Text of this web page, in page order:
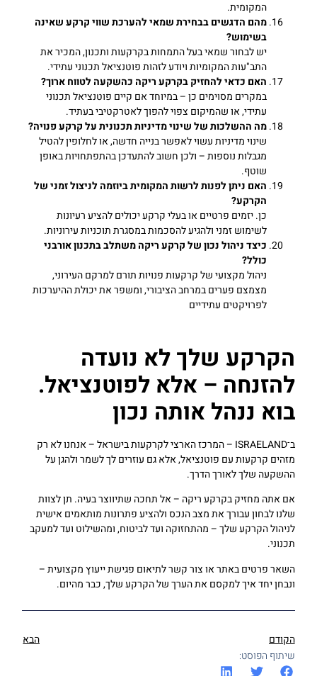
המקומית.
מהם הדגשים בבחירת שמאי להערכת שווי קרקע שאינה
בשימוש?
יש לבחור שמאי בעל התמחות בקרקעות ותכנון, המכיר את
התב"עות המקומיות ויודע לזהות פוטנציאל תכנוני עתידי.
האם כדאי להחזיק בקרקע ריקה כהשקעה לטווח ארוך?
במקרים מסוימים כן – במיוחד אם קיים פוטנציאל תכנוני
עתידי, או שהמיקום צפוי להפוך לאטרקטיבי בעתיד.
מה ההשלכות של שינוי מדיניות תכנונית על קרקע פנויה?
שינוי מדיניות עשוי לאפשר בנייה חדשה, או לחלופין להטיל
מגבלות נוספות – ולכן חשוב להתעדכן בהתפתחויות באופן
שוטף.
האם ניתן לפנות לרשות המקומית ביוזמה לניצול זמני של
הקרקע?
כן. יזמים פרטיים או בעלי קרקע יכולים להציע רעיונות
לשימוש זמני ולהגיע להסכמות במסגרת תוכניות עירוניות.
כיצד ניהול נכון של קרקע ריקה משתלב בתכנון אורבני
כולל?
ניהול מקצועי של קרקעות פנויות תורם למרקם העירוני,
מצמצם פערים במרחב הציבורי, ומשפר את יכולת ההיערכות
לפרויקטים עתידיים
הקרקע שלך לא נועדה
להזנחה – אלא לפוטנציאל.
בוא ננהל אותה נכון
ב־ISRAELAND – המרכז הארצי לקרקעות בישראל – אנחנו לא רק
מזהים קרקעות עם פוטנציאל, אלא גם עוזרים לך לשמר ולהגן על
ההשקעה שלך לאורך הדרך.
אם אתה מחזיק בקרקע ריקה – אל תחכה שתיווצר בעיה. תן לצוות
שלנו לבחון עבורך את מצב הנכס ולהציע פתרונות מותאמים אישית
לניהול הקרקע שלך – מהתחזוקה ועד לביטוח, ומהשילוט ועד למעקב
תכנוני.
השאר פרטים באתר או צור קשר לתיאום פגישת ייעוץ מקצועית –
ונבחן יחד איך למקסם את הערך של הקרקע שלך, כבר מהיום.
הקודם
הבא
שיתוף הפוסט: